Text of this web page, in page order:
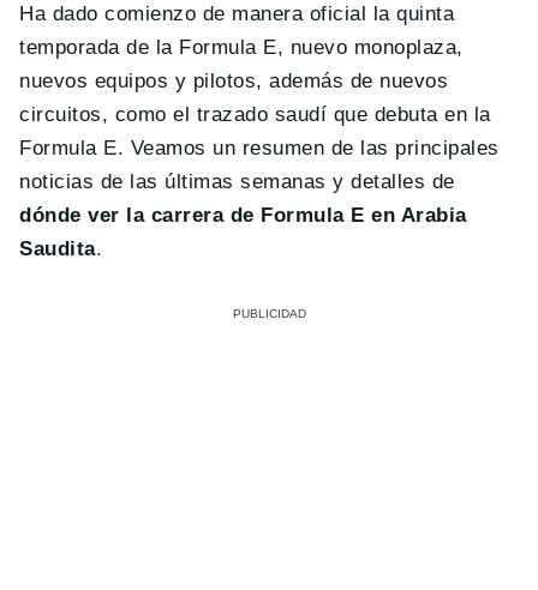
Ha dado comienzo de manera oficial la quinta
temporada de la Formula E, nuevo monoplaza,
nuevos equipos y pilotos, además de nuevos
circuitos, como el trazado saudí que debuta en la
Formula E. Veamos un resumen de las principales
noticias de las últimas semanas y detalles de
dónde ver la carrera de Formula E en Arabia
Saudita.